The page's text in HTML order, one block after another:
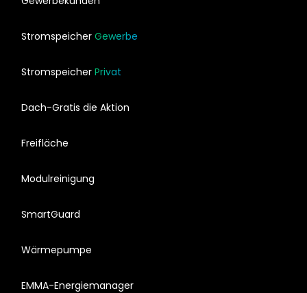
StromspeicherGewerbe
StromspeicherPrivat
Dach-Gratis die Aktion
Freifläche
Modulreinigung
SmartGuard
Wärmepumpe
EMMA-Energiemanager